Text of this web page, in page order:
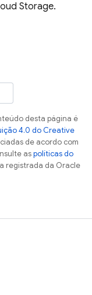
Storage.
desta página é
4.0 do Creative
de acordo com
aspolíticas do
registrada da Oracle